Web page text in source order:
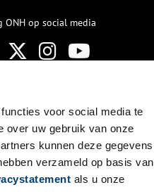
voor social media te
over uw gebruik van onze
kunnen deze gegevens
verzameld op basis van
als u onze
ONH op social media